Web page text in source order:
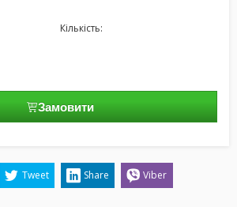
Кількість:
Замовити
Tweet Share Viber